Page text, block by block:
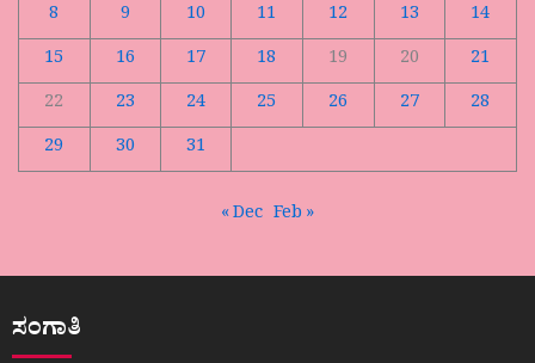
8
9 10 11 12 13
14
15
16 17 18 19 20
21
22
23 24 25 26 27
28
29
30 31
« Dec Feb »
ಸಂಗಾತಿ